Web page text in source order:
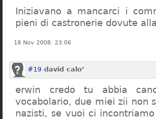
Iniziavano a mancarci i
pieni di castronerie dovute
18 Nov 2008, 23:06
#19 david calo’
erwin credo tu abbia
vocabolario, due miei zii non
nazisti, se vuoi ci